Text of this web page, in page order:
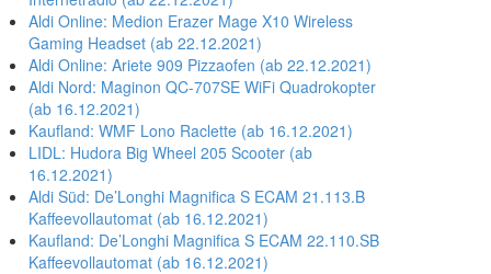
Aldi Online: Medion Erazer Mage X10 Wireless
Gaming Headset (ab 22.12.2021)
Aldi Online: Ariete 909 Pizzaofen (ab 22.12.2021)
Aldi Nord: Maginon QC-707SE WiFi Quadrokopter
(ab 16.12.2021)
Kaufland: WMF Lono Raclette (ab 16.12.2021)
LIDL: Hudora Big Wheel 205 Scooter (ab
16.12.2021)
Aldi Süd: De’Longhi Magnifica S ECAM 21.113.B
Kaffeevollautomat (ab 16.12.2021)
Kaufland: De’Longhi Magnifica S ECAM 22.110.SB
Kaffeevollautomat (ab 16.12.2021)